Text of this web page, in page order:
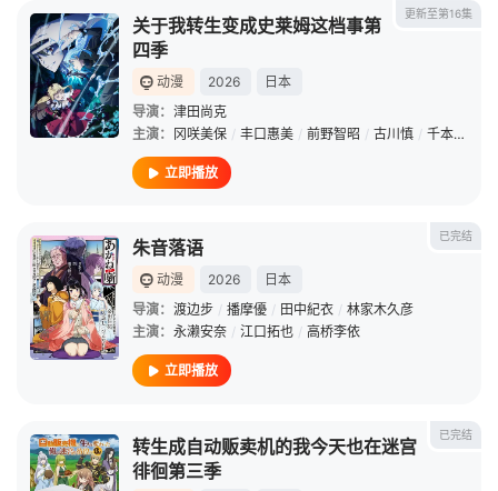
更新至第16集
关于我转生变成史莱姆这档事第
四季
动漫 2026
日本
导演： 津田尚克
主演：
冈咲美保 / 丰口惠美 / 前野智昭 / 古川慎 / 千本木彩花
立即播放
已完结
朱音落语
动漫 2026
日本
导演： 渡边步 / 播摩優 / 田中紀衣 / 林家木久彦
主演： 永濑安奈 / 江口拓也 / 高桥李依
立即播放
已完结
转生成自动贩卖机的我今天也在迷宫
徘徊第三季